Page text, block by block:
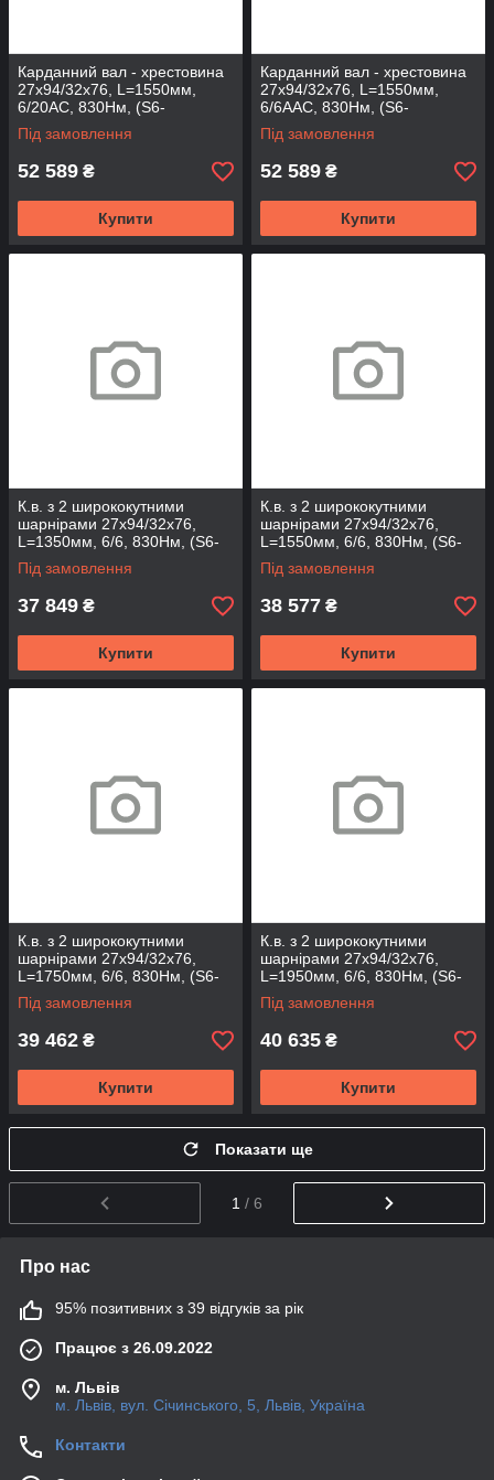
Карданний вал - хрестовина
27х94/32х76, L=1550мм,
6/20AC, 830Нм, (S6-
2WA2732-131-620AC)
Під замовлення
52 589 ₴
Купити
Карданний вал - хрестовина
27х94/32х76, L=1550мм,
6/6AAC, 830Нм, (S6-
2WA2732-131-66AAC)
Під замовлення
52 589 ₴
Купити
К.в. з 2 ширококутними
шарнірами 27х94/32х76,
L=1350мм, 6/6, 830Нм, (S6-
2WAJ2732-111-66-T)
Під замовлення
37 849 ₴
Купити
К.в. з 2 ширококутними
шарнірами 27х94/32х76,
L=1550мм, 6/6, 830Нм, (S6-
2WAJ2732-131-66-T)
Під замовлення
38 577 ₴
Купити
К.в. з 2 ширококутними
шарнірами 27х94/32х76,
L=1750мм, 6/6, 830Нм, (S6-
2WAJ2732-151-66-T)
Під замовлення
39 462 ₴
Купити
К.в. з 2 ширококутними
шарнірами 27х94/32х76,
L=1950мм, 6/6, 830Нм, (S6-
2WAJ2732-171-66-T)
Під замовлення
40 635 ₴
Купити
Показати ще
1 / 6
Про нас
95% позитивних з 39 відгуків за рік
Працює з 26.09.2022
м. Львів
м. Львів, вул. Січинського, 5, Львів, Україна
Контакти